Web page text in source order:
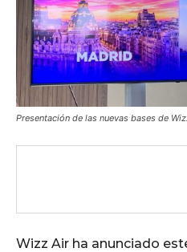
Presentación de las nuevas bases de
Wizz Air ha anunciado